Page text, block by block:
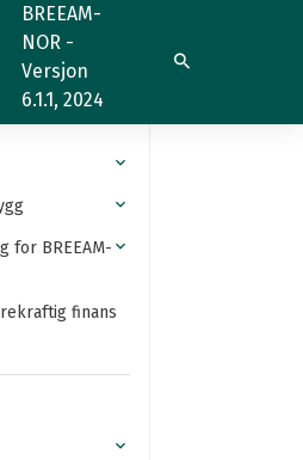
BREEAM-
NOR -
Versjon
6.1.1, 2024
Søk
for BREEAM-
finans